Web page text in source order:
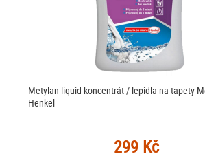
Metylan liquid-koncentrát / lepidla na tapety
Henkel
299 Kč